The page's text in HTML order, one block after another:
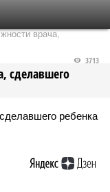
врача,
сделавшего
3713